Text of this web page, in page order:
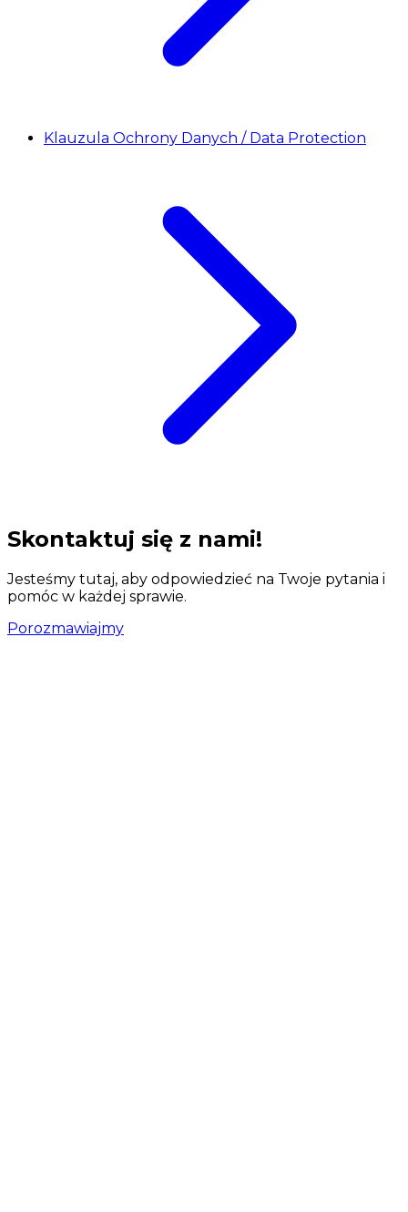
Klauzula Ochrony Danych / Data Protection
Skontaktuj się z nami!
Jesteśmy tutaj, aby odpowiedzieć na Twoje pytania i
pomóc w każdej sprawie.
Porozmawiajmy